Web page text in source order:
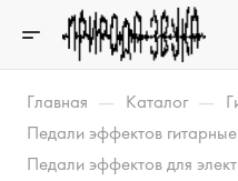
Главная — Каталог —
Педали эффектов гитарные
Педали эффектов для